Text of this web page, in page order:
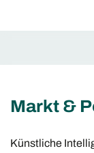
Markt &
Künstliche